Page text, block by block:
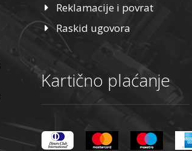
Reklamacije i povrat
Raskid ugovora
Kartično plaćanje